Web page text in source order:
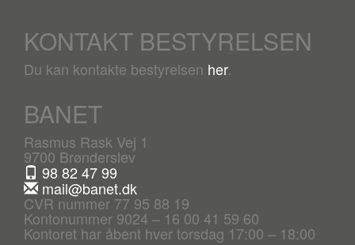
KONTAKT BESTYRELSEN
Du kan kontakte bestyrelsen her.
BANET
Rasmus Rask Vej 1
9700 Brønderslev
98 82 47 99
mail@banet.dk
CVR nummer 77 95 88 19
Kontonummer 9024 – 16 00 41 59 60
Kontoret har åbent hver torsdag 17:00 – 18:00